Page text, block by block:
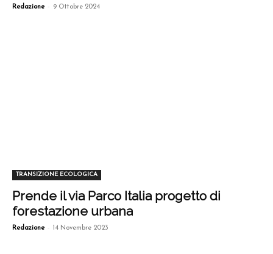
Redazione - 9 Ottobre 2024
TRANSIZIONE ECOLOGICA
Prende il via Parco Italia progetto di
forestazione urbana
Redazione - 14 Novembre 2023